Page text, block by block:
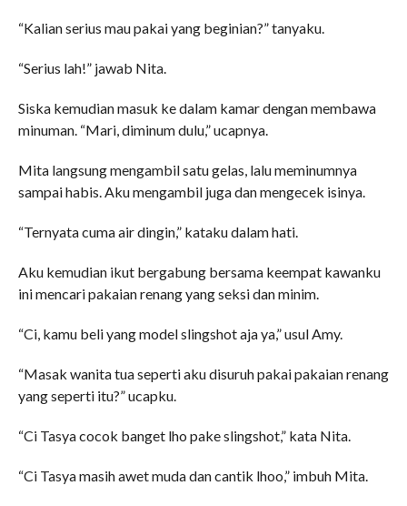
“Kalian serius mau pakai yang beginian?” tanyaku.
“Serius lah!” jawab Nita.
Siska kemudian masuk ke dalam kamar dengan membawa
minuman. “Mari, diminum dulu,” ucapnya.
Mita langsung mengambil satu gelas, lalu meminumnya
sampai habis. Aku mengambil juga dan mengecek isinya.
“Ternyata cuma air dingin,” kataku dalam hati.
Aku kemudian ikut bergabung bersama keempat kawanku
ini mencari pakaian renang yang seksi dan minim.
“Ci, kamu beli yang model slingshot aja ya,” usul Amy.
“Masak wanita tua seperti aku disuruh pakai pakaian renang
yang seperti itu?” ucapku.
“Ci Tasya cocok banget lho pake slingshot,” kata Nita.
“Ci Tasya masih awet muda dan cantik lhoo,” imbuh Mita.